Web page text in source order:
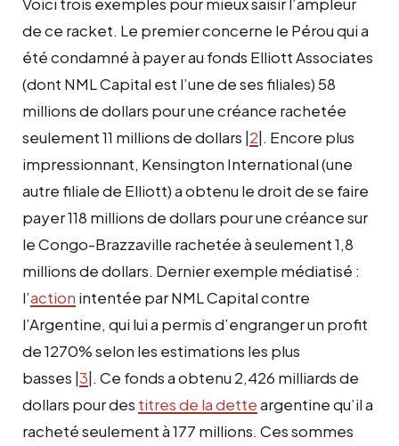
de ce racket. Le premier concerne le Pérou qui a
été condamné à payer au fonds Elliott Associates
(dont NML Capital est l’une de ses filiales) 58
millions de dollars pour une créance rachetée
seulement 11 millions de dollars |2|. Encore plus
impressionnant, Kensington International (une
autre filiale de Elliott) a obtenu le droit de se faire
payer 118 millions de dollars pour une créance sur
le Congo-Brazzaville rachetée à seulement 1,8
millions de dollars. Dernier exemple médiatisé :
l’action intentée par NML Capital contre
l’Argentine, qui lui a permis d’engranger un profit
de 1270% selon les estimations les plus
basses |3|. Ce fonds a obtenu 2,426 milliards de
dollars pour des titres de la detteargentine qu’il a
racheté seulement à 177 millions. Ces sommes